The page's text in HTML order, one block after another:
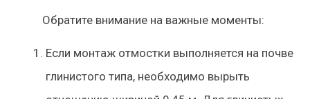
Обратите внимание на важные моменты:
Если монтаж отмостки выполняется на почве
глинистого типа, необходимо вырыть